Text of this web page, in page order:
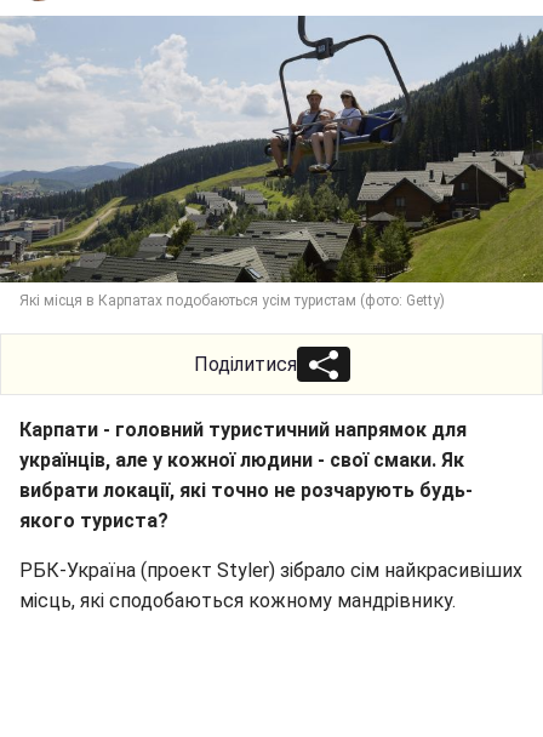
Які місця в Карпатах подобаються усім туристам (фото: Getty)
Поділитися
Карпати - головний туристичний напрямок для
українців, але у кожної людини - свої смаки. Як
вибрати локації, які точно не розчарують будь-
якого туриста?
РБК-Україна (проект Styler) зібрало сім найкрасивіших
місць, які сподобаються кожному мандрівнику.